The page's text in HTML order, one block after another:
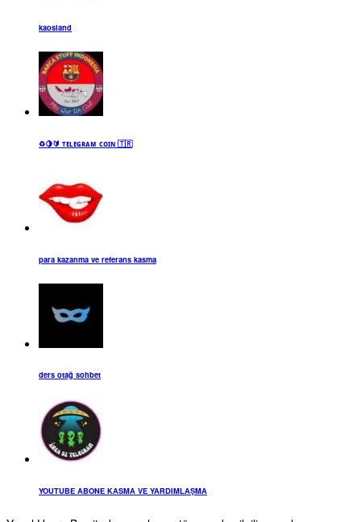
kaosland
♻️🍋🔰 ᴛᴇʟᴇɢʀᴀᴍ ᴄᴏɪɴ 🇹🇷
para kazanma ve referans kasma
ders otağ sohbet
YOUTUBE ABONE KASMA VE YARDIMLAŞMA